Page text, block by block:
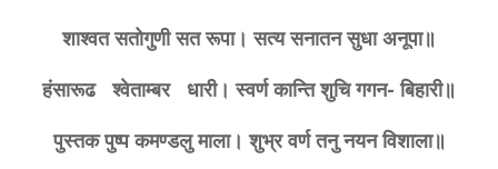
शाश्वत सतोगुणी सत रूपा। सत्य सनातन सुधा अनूपा॥
हंसारूढ श्वेताम्बर धारी। स्वर्ण कान्ति शुचि गगन- बिहारी॥
पुस्तक पुष्प कमण्डलु माला। शुभ्र वर्ण तनु नयन विशाला॥